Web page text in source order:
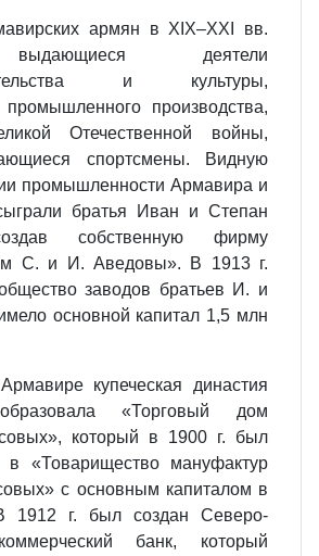
армян в XIX–XXI вв.
деятели
и культуры,
промышленного производства,
Отечественной войны,
спортсмены. Видную
промышленности Армавира и
братья Иван и Степан
собственную фирму
С. и И. Аведовы». В 1913 г.
заводов братьев И. и
основной капитал 1,5 млн
купеческая династия
«Торговый дом
который в 1900 г. был
в «Товарищество мануфактур
с основным капиталом в
г. был создан Северо-
банк, который